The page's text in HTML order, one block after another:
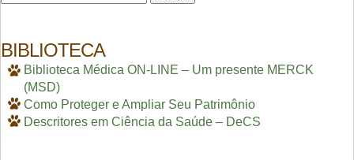
for:
BIBLIOTECA
Biblioteca Médica ON-LINE – Um presente MERCK
(MSD)
Como Proteger e Ampliar Seu Patrimônio
Descritores em Ciência da Saúde – DeCS